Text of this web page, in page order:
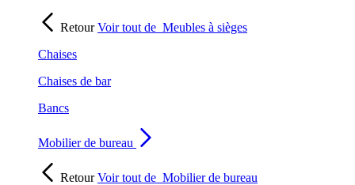
RetourVoir tout de Meubles à sièges
Chaises
Chaises de bar
Bancs
Mobilier de bureau
RetourVoir tout de Mobilier de bureau